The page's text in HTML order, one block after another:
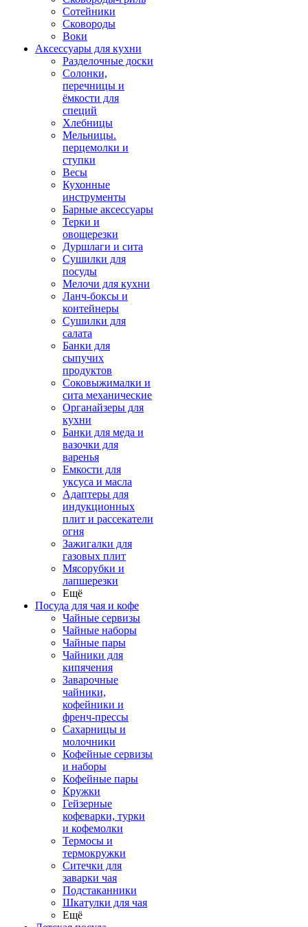
Сотейники
Сковороды
Воки
Аксессуары для кухни
Разделочные доски
Солонки,
перечницы и
ёмкости для
специй
Хлебницы
Мельницы.
перцемолки и
ступки
Весы
Кухонные
инструменты
Барные аксессуары
Терки и
овощерезки
Дуршлаги и сита
Сушилки для
посуды
Мелочи для кухни
Ланч-боксы и
контейнеры
Сушилки для
салата
Банки для
сыпучих
продуктов
Соковыжималки и
сита механические
Органайзеры для
кухни
Банки для меда и
вазочки для
варенья
Емкости для
уксуса и масла
Адаптеры для
индукционных
плит и рассекатели
огня
Зажигалки для
газовых плит
Мясорубки и
лапшерезки
Ещё
Посуда для чая и кофе
Чайные сервизы
Чайные наборы
Чайные пары
Чайники для
кипячения
Заварочные
чайники,
кофейники и
френч-прессы
Сахарницы и
молочники
Кофейные сервизы
и наборы
Кофейные пары
Кружки
Гейзерные
кофеварки, турки
и кофемолки
Термосы и
термокружки
Ситечки для
заварки чая
Подстаканники
Шкатулки для чая
Ещё